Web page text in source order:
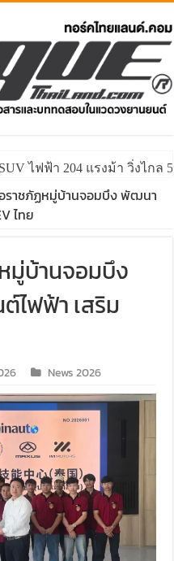
SUV ไฟฟ้า 204 แรงม้า วิ่งไกล
ราชภัฏหมู่บ้านจอมบึง พัฒนา
ไทย
มู่บ้านจอมบึง
ไฟฟ้า เสริม
News 2026